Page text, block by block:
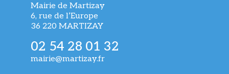
Mairie de Martizay
6, rue de l’Europe
36 220 MARTIZAY
02 54 28 01 32
mairie@martizay.fr